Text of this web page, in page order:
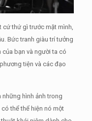
cứ thứ gì trước mặt mình,
Bức tranh giàu trí tưởng
bạn và người ta có
tiện và các đạo
hình ảnh trong
thể thể hiện nó một